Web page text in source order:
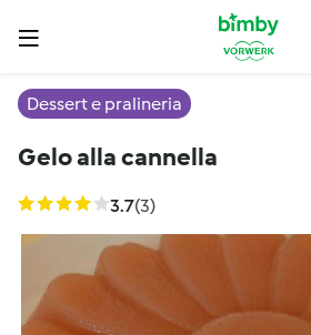
Dessert e pralineria
Gelo alla cannella
3.7(3)